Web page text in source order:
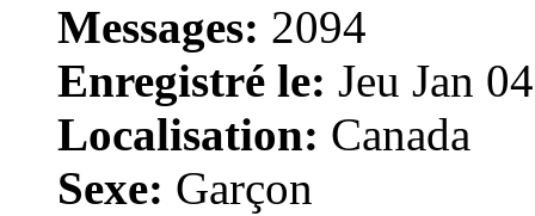
Messages: 2094
Enregistré le: Jeu Jan
Localisation: Canada
Sexe: Garçon